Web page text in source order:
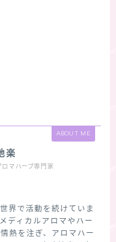
ABOUT ME
楽
マハーブ専門家
界で活動を続けていま
ディカルアロマやハー
熱を注ぎ、アロマハー